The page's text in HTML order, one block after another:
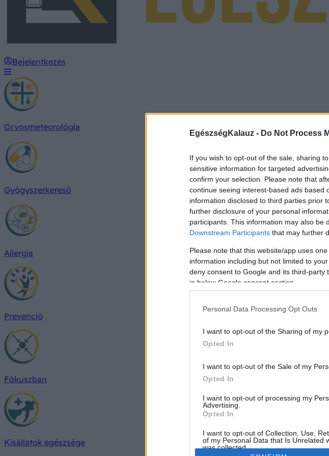
EgészségKalauz - Do Not Process
If you wish to opt-out of the sale, sharing
sensitive information for targeted
confirm your selection. Please note that
continue seeing interest-based ads based
information disclosed to third parties prior
further disclosure of your personal
participants. This information may also be
Downstream Participants that may further
Please note that this website/app uses
information including but not limited to
deny consent to Google and its third-
in below Google consent section.
Personal Data Processing Opt Outs
I want to opt-out of the Sharing of my
Opted In
I want to opt-out of the Sale of my
Opted In
I want to opt-out of processing my
Advertising.
Opted In
I want to opt-out of Collection, Use,
of my Personal Data that Is Unrelated
was collected.
Bejelentkezés
Orvosmeteorológia
Gyógyszerkereső
Allergia
Prevenció
Fókuszban
Kisállatok egészsége